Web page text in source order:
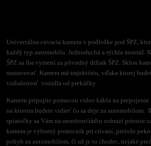
Univerzálna cúvacia kamera v podložke pod ŠPZ,
každý typ automobilu. Jednoduchá a rýchla montáž.
ŠPZ sa iba vymení za pôvodný držiak ŠPZ. Sklon
nastavovať. Kamera má trajektóriu, vďaka ktorej
vzdialenosť vozidla od prekážky.
Kameru pripojíte pomocou video kábla na prepojenie
na ktorom budete vidieť čo sa deje za automobilom.
spiatočky sa Vám na monitore/rádiu zobrazí priestor
kamera je výborný pomocník pri cúvaní, pretože
pohyb za automobilom, či už je to chodec, nejaké